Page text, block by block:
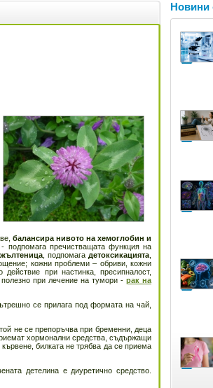
балансира нивото на хемоглобин и
подпомага пречистващата функция на
жълтеница , подпомага детоксикацията
кожни проблеми – обриви, кожни
при настинка, пресипналост,
при лечение на тумори - рак на
се прилага под формата на чай,
не се препоръчва при бременни, деца
хормонални средства, съдържащи
билката не трябва да се приема
детелина е диуретично средство.
Новини